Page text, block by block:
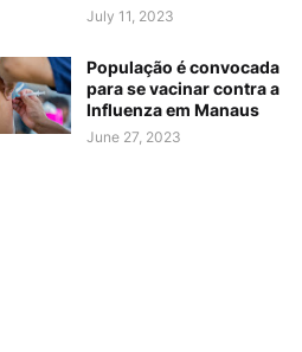
July 11, 2023
População é convocada
para se vacinar contra a
Influenza em Manaus
June 27, 2023